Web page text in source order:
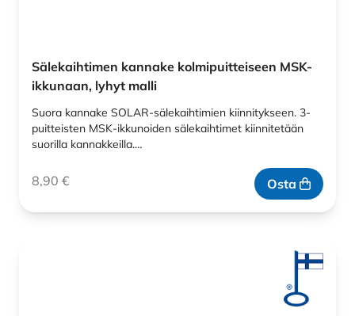
Sälekaihtimen kannake kolmipuitteiseen MSK-
ikkunaan, lyhyt malli
Suora kannake SOLAR-sälekaihtimien kiinnitykseen. 3-
puitteisten MSK-ikkunoiden sälekaihtimet kiinnitetään
suorilla kannakkeilla.…
8,90 € Osta